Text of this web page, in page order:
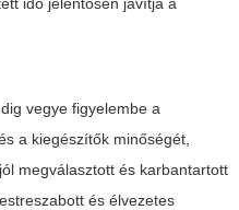
vegye figyelembe a
a kiegészítők minőségét,
megválasztott és karbantartott
és élvezetes